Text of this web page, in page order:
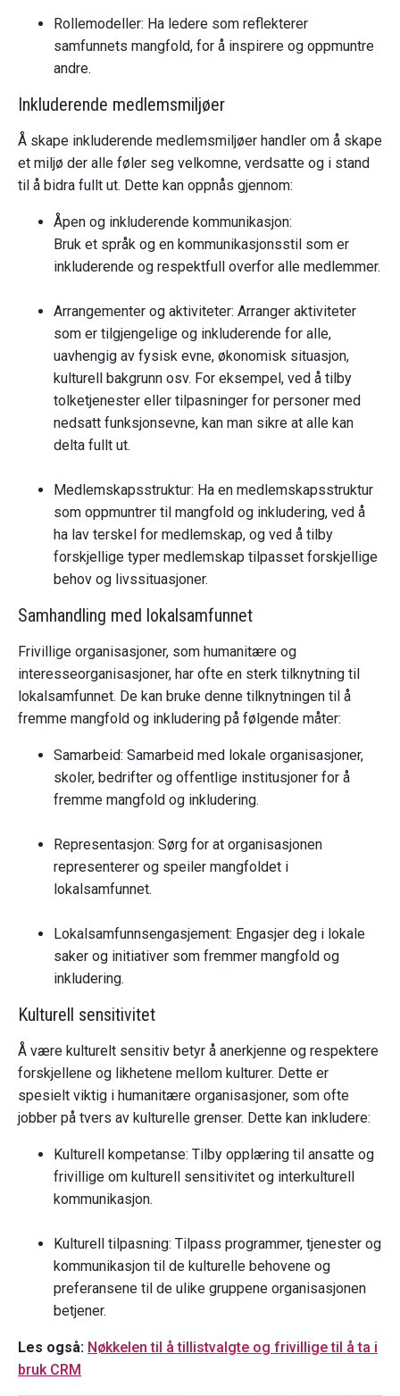
Rollemodeller: Ha ledere som reflekterer
samfunnets mangfold, for å inspirere og oppmuntre
andre.
Inkluderende medlemsmiljøer
Å skape inkluderende medlemsmiljøer handler om å skape
et miljø der alle føler seg velkomne, verdsatte og i stand
til å bidra fullt ut. Dette kan oppnås gjennom:
Åpen og inkluderende kommunikasjon:
Bruk et språk og en kommunikasjonsstil som er
inkluderende og respektfull overfor alle medlemmer.
Arrangementer og aktiviteter: Arranger aktiviteter
som er tilgjengelige og inkluderende for alle,
uavhengig av fysisk evne, økonomisk situasjon,
kulturell bakgrunn osv. For eksempel, ved å tilby
tolketjenester eller tilpasninger for personer med
nedsatt funksjonsevne, kan man sikre at alle kan
delta fullt ut.
Medlemskapsstruktur: Ha en medlemskapsstruktur
som oppmuntrer til mangfold og inkludering, ved å
ha lav terskel for medlemskap, og ved å tilby
forskjellige typer medlemskap tilpasset forskjellige
behov og livssituasjoner.
Samhandling med lokalsamfunnet
Frivillige organisasjoner, som humanitære og
interesseorganisasjoner, har ofte en sterk tilknytning til
lokalsamfunnet. De kan bruke denne tilknytningen til å
fremme mangfold og inkludering på følgende måter:
Samarbeid: Samarbeid med lokale organisasjoner,
skoler, bedrifter og offentlige institusjoner for å
fremme mangfold og inkludering.
Representasjon: Sørg for at organisasjonen
representerer og speiler mangfoldet i
lokalsamfunnet.
Lokalsamfunnsengasjement: Engasjer deg i lokale
saker og initiativer som fremmer mangfold og
inkludering.
Kulturell sensitivitet
Å være kulturelt sensitiv betyr å anerkjenne og respektere
forskjellene og likhetene mellom kulturer. Dette er
spesielt viktig i humanitære organisasjoner, som ofte
jobber på tvers av kulturelle grenser. Dette kan inkludere:
Kulturell kompetanse: Tilby opplæring til ansatte og
frivillige om kulturell sensitivitet og interkulturell
kommunikasjon.
Kulturell tilpasning: Tilpass programmer, tjenester og
kommunikasjon til de kulturelle behovene og
preferansene til de ulike gruppene organisasjonen
betjener.
Les også: Nøkkelen til å tillistvalgte og frivillige til å ta i
bruk CRM